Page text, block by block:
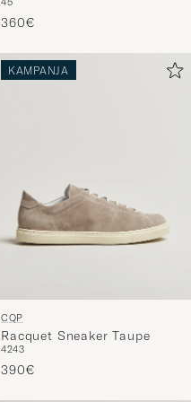
360€
KAMPANJA
CQP
Racquet Sneaker Taupe
4243
390€